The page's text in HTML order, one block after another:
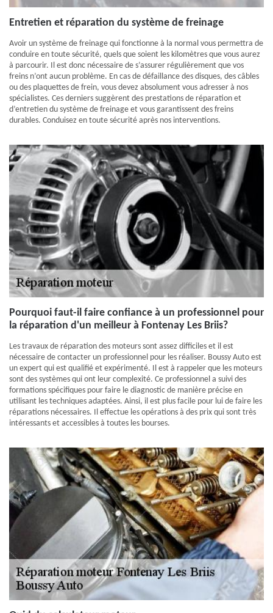
Entretien et réparation du système de freinage
Avoir un système de freinage qui fonctionne à la normal vous permettra de
conduire en toute sécurité, quels que soient les kilomètres que vous aurez
à parcourir. Il est donc nécessaire de s’assurer régulièrement que vos
freins n’ont aucun problème. En cas de défaillance des disques, des câbles
ou des plaquettes de frein, vous devez absolument vous adresser à nos
spécialistes. Ces derniers suggèrent des prestations de réparation et
d’entretien du système de freinage et vous garantissent des freins
durables. Conduisez en toute sécurité après nos interventions.
Pourquoi faut-il faire confiance à un professionnel pour
la réparation d'un meilleur à Fontenay Les Briis?
Les travaux de réparation des moteurs sont assez difficiles et il est
nécessaire de contacter un professionnel pour les réaliser. Boussy Auto est
un expert qui est qualifié et expérimenté. Il est à rappeler que les moteurs
sont des systèmes qui ont leur complexité. Ce professionnel a suivi des
formations spécifiques pour faire le diagnostic de manière précise en
utilisant les techniques adaptées. Ainsi, il est plus facile pour lui de faire les
réparations nécessaires. Il effectue les opérations à des prix qui sont très
intéressants et accessibles à toutes les bourses.